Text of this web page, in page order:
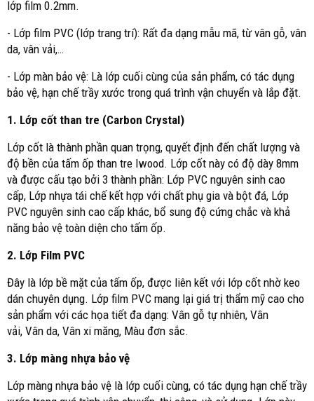
lớp film 0.2mm.
- Lớp film PVC (lớp trang trí): Rất đa dạng mẫu mã, từ vân gỗ, vân
da, vân vải,…
- Lớp màn bảo vệ: Là lớp cuối cùng của sản phẩm, có tác dụng
bảo vệ, hạn chế trầy xước trong quá trình vận chuyển và lắp đặt.
1. Lớp cốt than tre (Carbon Crystal)
Lớp cốt là thành phần quan trọng, quyết định đến chất lượng và
độ bền của tấm ốp than tre Iwood. Lớp cốt này có độ dày 8mm
và được cấu tạo bởi 3 thành phần: Lớp PVC nguyên sinh cao
cấp, Lớp nhựa tái chế kết hợp với chất phụ gia và bột đá, Lớp
PVC nguyên sinh cao cấp khác, bổ sung độ cứng chắc và khả
năng bảo vệ toàn diện cho tấm ốp.
2. Lớp Film PVC
Đây là lớp bề mặt của tấm ốp, được liên kết với lớp cốt nhờ keo
dán chuyên dụng. Lớp film PVC mang lại giá trị thẩm mỹ cao cho
sản phẩm với các họa tiết đa dạng: Vân gỗ tự nhiên, Vân
vải, Vân da, Vân xi măng, Màu đơn sắc.
3. Lớp màng nhựa bảo vệ
Lớp màng nhựa bảo vệ là lớp cuối cùng, có tác dụng hạn chế trầy